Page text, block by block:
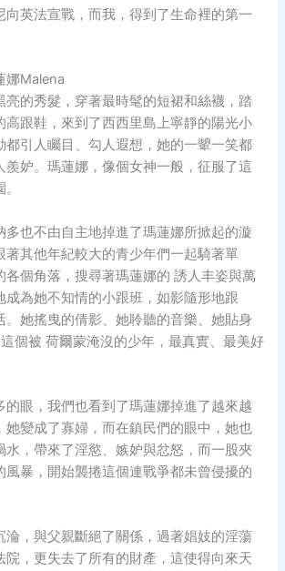
向英法宣戰，而我，得到了生命裡的第一
娜Malena
亮的秀髮，穿著最時髦的短裙和絲襪，踏
高跟鞋，來到了西西里島上寧靜的陽光小
都引人矚目、勾人遐想，她的一顰一笑都
羨妒。瑪蓮娜，像個女神一般，征服了這
多也不由自主地掉進了瑪蓮娜所掀起的漩
著其他年紀較大的青少年們一起騎著單
各個角落，搜尋著瑪蓮娜的 誘人丰姿與萬
成為她不知情的小跟班，如影隨形地跟
。她搖曳的倩影、她聆聽的音樂、她貼身
個被 荷爾蒙淹沒的少年，最真實、最美好
的眼，我們也看到了瑪蓮娜掉進了越來越
她變成了寡婦，而在鎮民們的眼中，她也
水，帶來了淫慾、嫉妒與忿怒，而一股夾
風暴，開始襲捲這個連戰爭都未曾侵擾的
淪，與父親斷絕了關係，過著娼妓的淫蕩
院，更失去了所有的財產，這使得向來天